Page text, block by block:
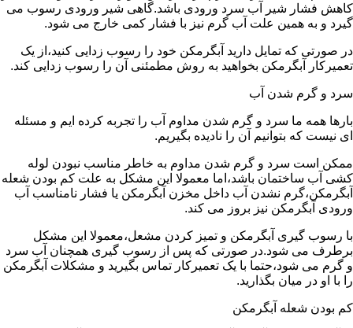
کاهش فشار شیر آب سرد ورودی باشد.گاهی شیر ورودی رسوب می
گیرد و به همین علت آب گرم نیز با فشار کمی خارج می شود.
در صورتی که تمایل دارید آبگرمکن خود را رسوب زدایی کنید،از یک
تعمیرکار آبگرمکن بخواهید به روش مطمئنی آن را رسوب زدایی کند.
سرد و گرم شدن آب
بارها همه ما سرد و گرم شدن مداوم آب را تجربه کرده ایم و مسئله
ای نیست که بتوانیم آن را نادیده بگیریم.
ممکن است سرد و گرم شدن مداوم به خاطر مناسب نبودن لوله
کشی آب ساختمان باشد،اما معمولا این مشکل به علت کم بودن شعله
آبگرمکن،گرم نشدن آب داخل مخزن آبگرمکن یا فشار نامناسب آب
ورودی آبگرمکن نیز بروز می کند.
با رسوب گیری آبگرمکن و تمیز کردن مشعل،معمولا این مشکل
برطرف می شود.در صورتی که پس از رسوب گیری همچنان آب سرد
و گرم می شود،حتما با یک تعمیرکار تماس بگیرید و مشکلات آبگرمکن
را با او در میان بگذارید.
کم بودن شعله آبگرمکن